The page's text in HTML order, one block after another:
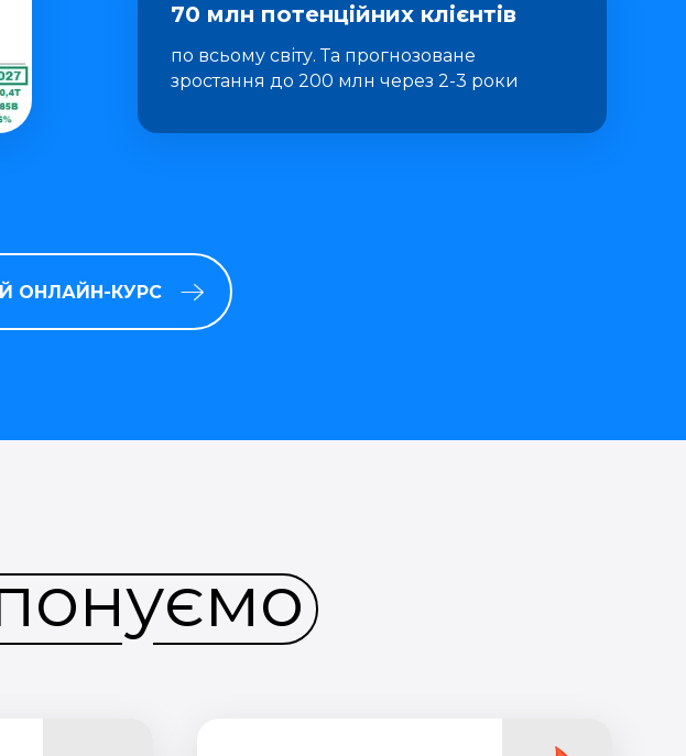
70 млн потенційних клієнтів
по всьому світу. Та прогнозоване
зростання до 200 млн через 2-3 роки
ОНЛАЙН-КУРС